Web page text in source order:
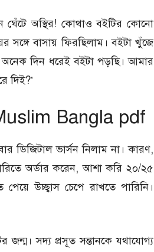
অস্থির! কোথাও বইটির কোনো
সঙ্গে বাসায় ফিরছিলাম। বইটা খুঁজে
দিন ধরেই বইটা পড়ছি। আমার
দিই?’
Bangla pdf
ডিজিটাল ভার্সন নিলাম না। কারণ,
অর্ডার করেন, আশা করি ২০/২৫
উচ্ছ্বাস চেপে রাখতে পারিনি।
জন্ম। সদ্য প্রসূত সন্তানকে যথাযোগ্য